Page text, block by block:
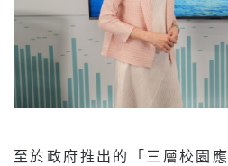
至於政府推出的「三層校園